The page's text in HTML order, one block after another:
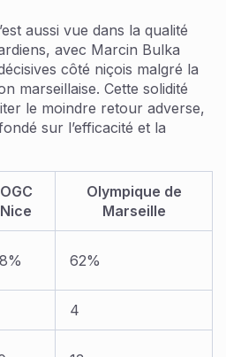
aussi vue dans la qualité
avec Marcin Bulka
côté niçois malgré la
marseillaise. Cette solidité
le moindre retour adverse,
sur l’efficacité et la
OGC
Nice
Olympique de
Marseille
62%
4